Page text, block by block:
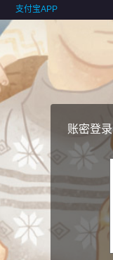
支付宝APP
账密登录